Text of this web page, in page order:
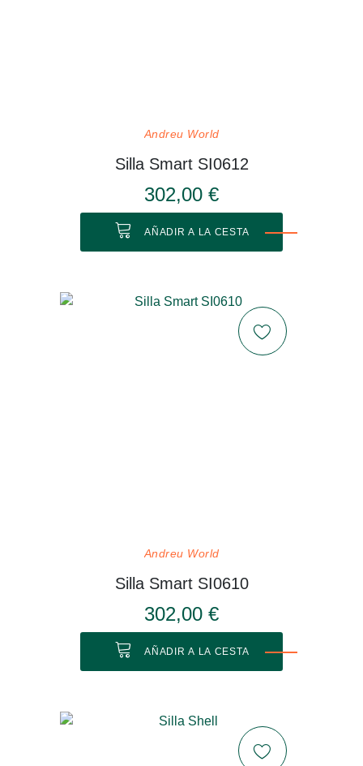
Andreu World
Silla Smart SI0612
302,00 €
AÑADIR A LA CESTA
Andreu World
Silla Smart SI0610
302,00 €
AÑADIR A LA CESTA